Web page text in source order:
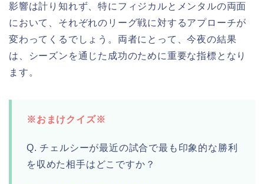
影響は計り知れず、特にフィジカルとメンタルの両面
において、それぞれのリーグ戦に対するアプローチが
変わってくるでしょう。両者にとって、今夜の結果
は、シーズンを通じた成功のために重要な指標となり
ます。
※おまけクイズ※
Q. チェルシーが最近の試合で最も印象的な勝利
を収めた相手はどこですか？